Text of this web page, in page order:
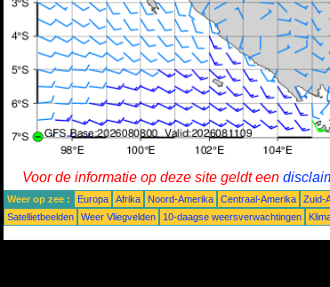
Voor de informatie op deze site geldt een
Weer op zee : Europa Afrika Noord-Amerika Centraal-Amerika Zuid-
Satellietbeelden
Weer Vliegvelden 10-daagse weersverwachtingen